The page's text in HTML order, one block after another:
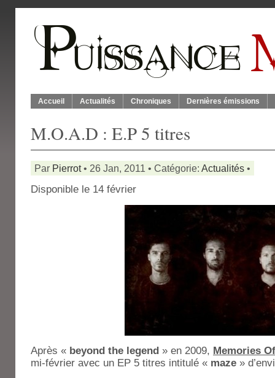
Accueil Actualités Chroniques Dernières émissions
M.O.A.D : E.P 5 titres
Par Pierrot• 26 Jan, 2011 • Catégorie: Actualités •
Disponible le 14 février
Après « beyond the legend » en 2009, Memories
mi-février avec un EP 5 titres intitulé « maze »